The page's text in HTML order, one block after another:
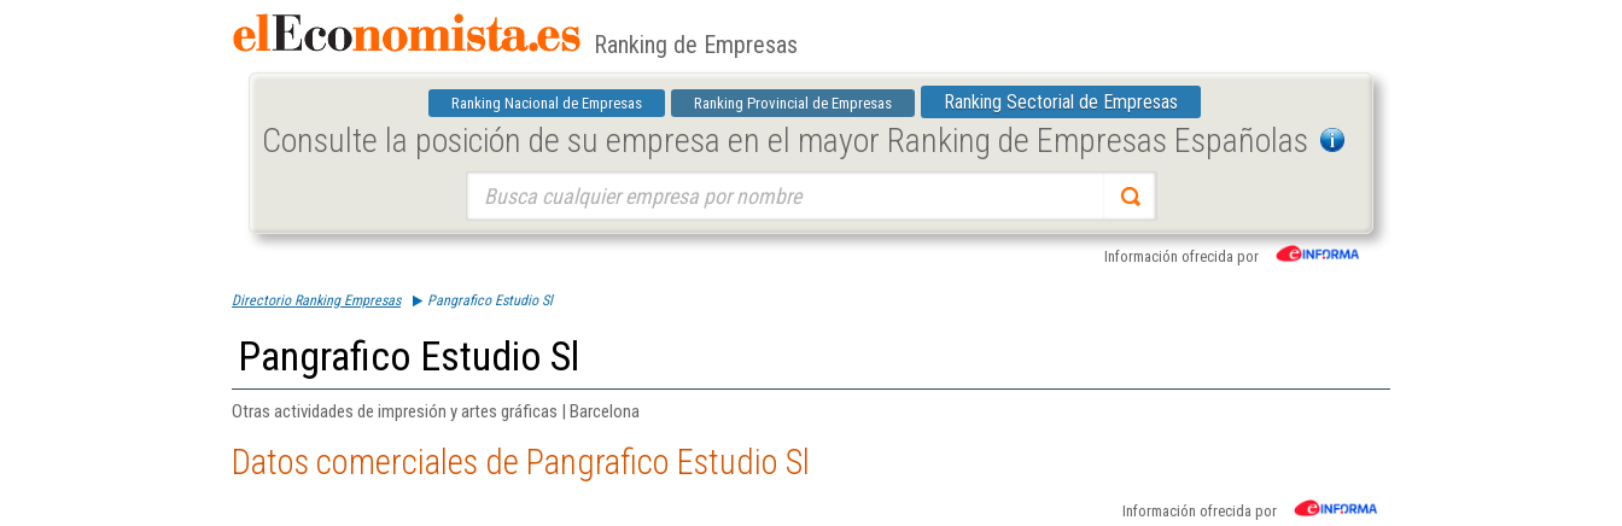
Ranking de Empresas
Ranking Nacional de Empresas Ranking Provincial de Empresas Ranking Sectorial de Empresas
Consulte la posición de su empresa en el mayor Ranking de Empresas Españolas
Información ofrecida por
Directorio Ranking Empresas Pangrafico Estudio Sl
Pangrafico Estudio Sl
Otras actividades de impresión y artes gráficas | Barcelona
Datos comerciales de Pangrafico Estudio Sl
Información ofrecida por